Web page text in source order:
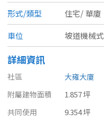
苗栗縣
台中市
彰化縣
南投縣
雲林縣
嘉義市
農舍 辦公
倉庫
坪數
20~30 坪
形式/類型
住宅/ 華廈
車位
坡道機械式
詳細資訊
社區
大雍大廈
附屬建物面積
1.857 坪
共同使用
9.354 坪